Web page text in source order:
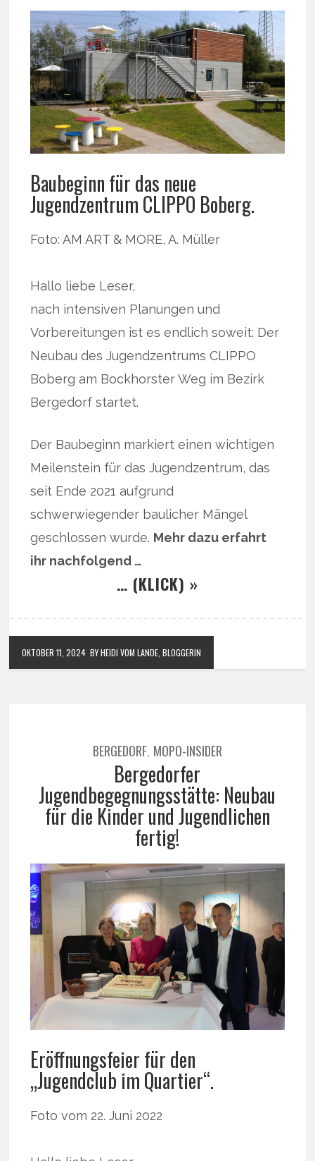
Baubeginn für das neue
Jugendzentrum CLIPPO Boberg.
Foto: AM ART & MORE, A. Müller
Hallo liebe Leser,
nach intensiven Planungen und
Vorbereitungen ist es endlich soweit: Der
Neubau des Jugendzentrums CLIPPO
Boberg am Bockhorster Weg im Bezirk
Bergedorf startet.
Der Baubeginn markiert einen wichtigen
Meilenstein für das Jugendzentrum, das
seit Ende 2021 aufgrund
schwerwiegender baulicher Mängel
geschlossen wurde. Mehr dazu erfahrt
ihr nachfolgend …
… (KLICK) »
OKTOBER 11, 2024 BY HEIDI VOM LANDE, BLOGGERIN
BERGEDORF, MOPO-INSIDER
Bergedorfer
Jugendbegegnungsstätte: Neubau
für die Kinder und Jugendlichen
fertig!
Eröffnungsfeier für den
„Jugendclub im Quartier“.
Foto vom 22. Juni 2022